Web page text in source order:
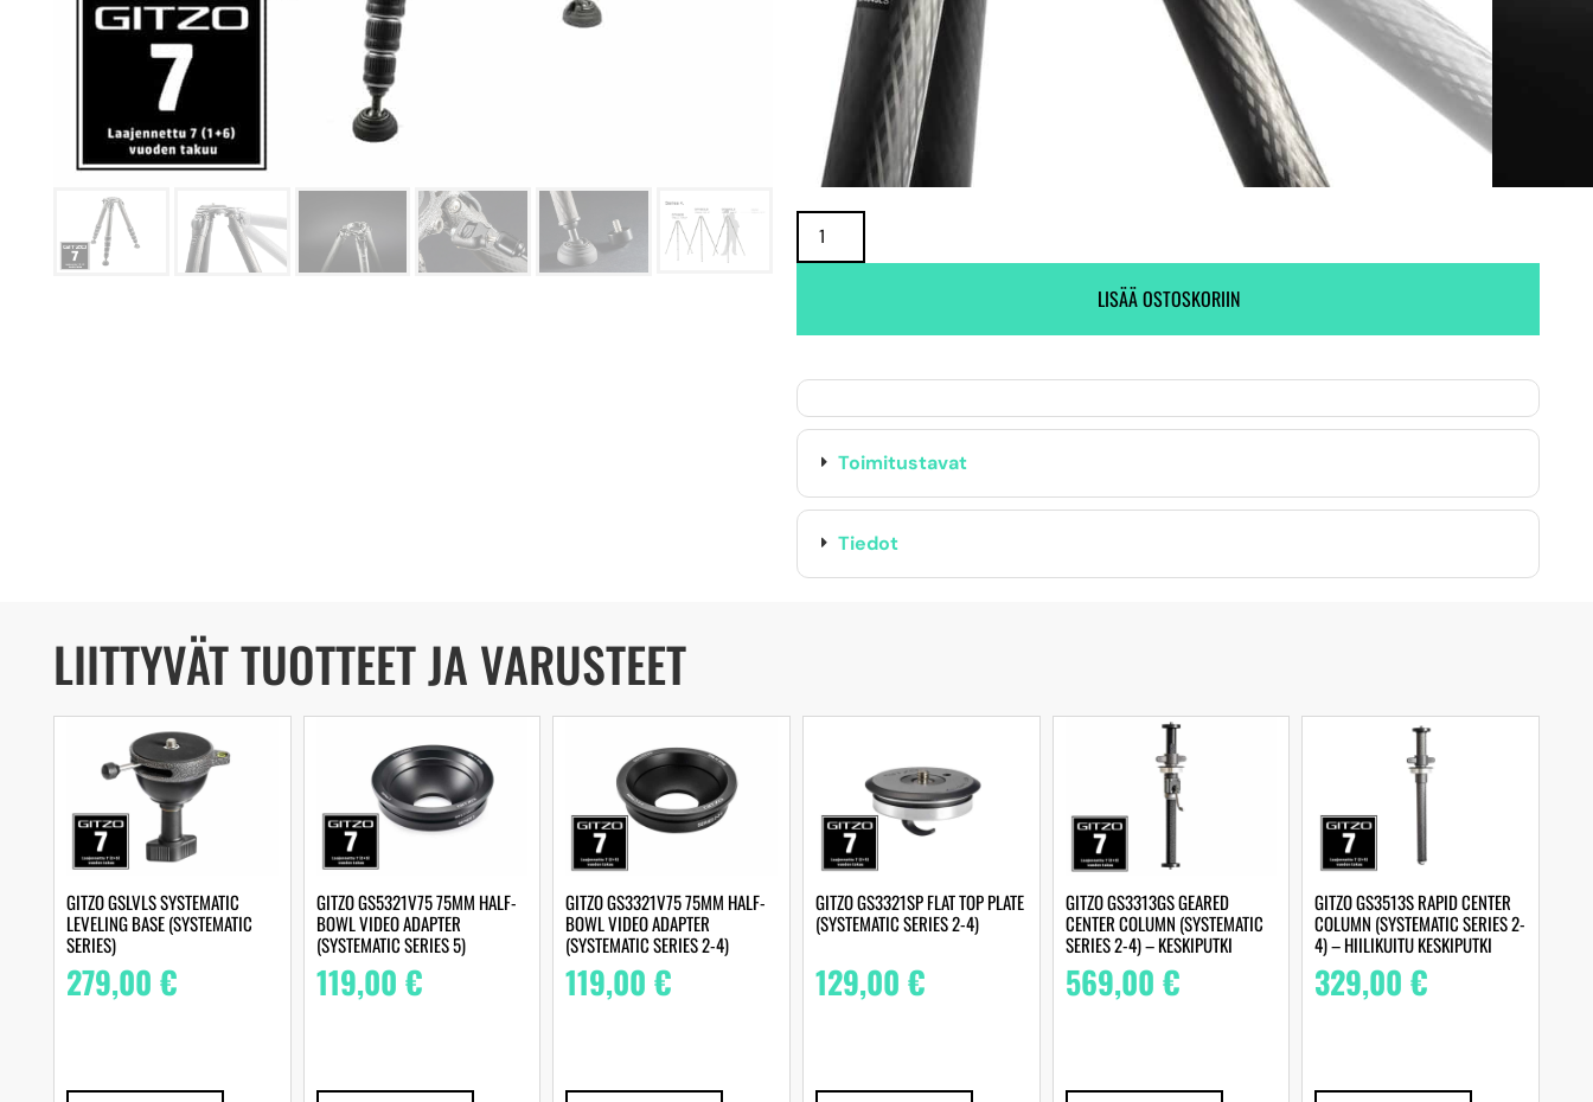
Maahantuojan varasto: 2 kpl varastossa.
1 249,00
LISÄÄ OSTOSKORIIN
Toimitustavat
Tiedot
LIITTYVÄT TUOTTEET JA VARUSTEET
GITZO GSLVLS SYSTEMATIC
LEVELING BASE (SYSTEMATIC
SERIES)
279,00 €
GITZO GS5321V75 75MM HALF-
BOWL VIDEO ADAPTER
(SYSTEMATIC SERIES 5)
119,00 €
GITZO GS3321V75 75MM HALF-
BOWL VIDEO ADAPTER
(SYSTEMATIC SERIES 2-4)
119,00€
GITZO GS3321SP FLAT TOP PLATE
(SYSTEMATIC SERIES 2-4)
129,00 €
GITZO GS3313GS GEARED
CENTER COLUMN (SYSTEMATIC
SERIES 2-4) – KESKIPUTKI
569,00 €
GITZO GS3513S RAPID CENTER
COLUMN (SYSTEMATIC SERIES 2-
4) – HIILIKUITU KESKIPUTKI
329,00€